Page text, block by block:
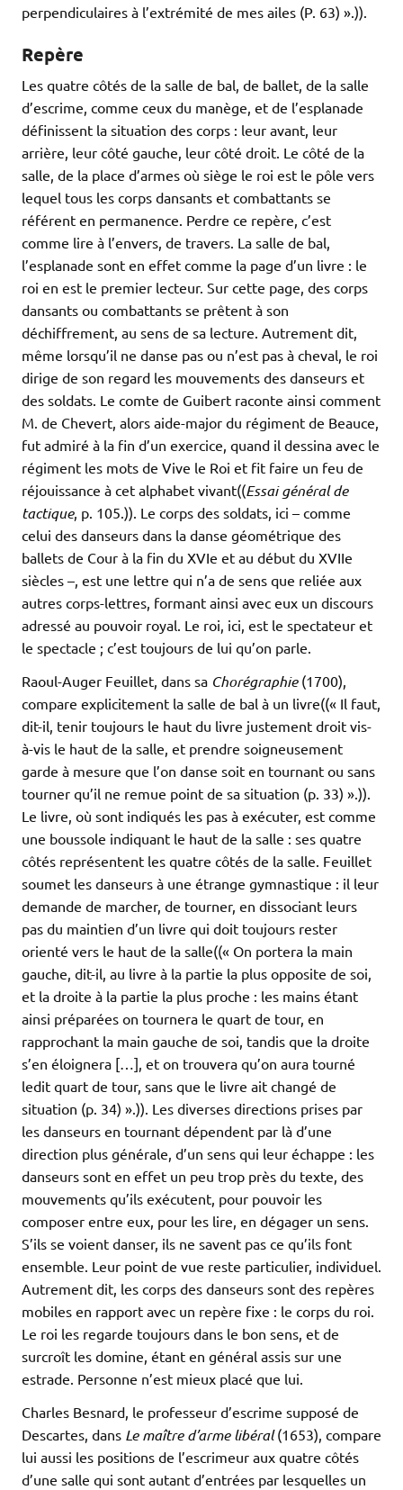
perpendiculaires à l’extrémité de mes ailes (P. 63) ».)).
Repère
Les quatre côtés de la salle de bal, de ballet, de la salle
d’escrime, comme ceux du manège, et de l’esplanade
définissent la situation des corps : leur avant, leur
arrière, leur côté gauche, leur côté droit. Le côté de la
salle, de la place d’armes où siège le roi est le pôle vers
lequel tous les corps dansants et combattants se
référent en permanence. Perdre ce repère, c’est
comme lire à l’envers, de travers. La salle de bal,
l’esplanade sont en effet comme la page d’un livre : le
roi en est le premier lecteur. Sur cette page, des corps
dansants ou combattants se prêtent à son
déchiffrement, au sens de sa lecture. Autrement dit,
même lorsqu’il ne danse pas ou n’est pas à cheval, le roi
dirige de son regard les mouvements des danseurs et
des soldats. Le comte de Guibert raconte ainsi comment
M. de Chevert, alors aide-major du régiment de Beauce,
fut admiré à la fin d’un exercice, quand il dessina avec le
régiment les mots de Vive le Roi et fit faire un feu de
réjouissance à cet alphabet vivant((Essai général de
tactique, p. 105.)). Le corps des soldats, ici – comme
celui des danseurs dans la danse géométrique des
ballets de Cour à la fin du XVIe et au début du XVIIe
siècles –, est une lettre qui n’a de sens que reliée aux
autres corps-lettres, formant ainsi avec eux un discours
adressé au pouvoir royal. Le roi, ici, est le spectateur et
le spectacle ; c’est toujours de lui qu’on parle.
Raoul-Auger Feuillet, dans sa Chorégraphie (1700),
compare explicitement la salle de bal à un livre((« Il faut,
dit-il, tenir toujours le haut du livre justement droit vis-
à-vis le haut de la salle, et prendre soigneusement
garde à mesure que l’on danse soit en tournant ou sans
tourner qu’il ne remue point de sa situation (p. 33) ».)).
Le livre, où sont indiqués les pas à exécuter, est comme
une boussole indiquant le haut de la salle : ses quatre
côtés représentent les quatre côtés de la salle. Feuillet
soumet les danseurs à une étrange gymnastique : il leur
demande de marcher, de tourner, en dissociant leurs
pas du maintien d’un livre qui doit toujours rester
orienté vers le haut de la salle((« On portera la main
gauche, dit-il, au livre à la partie la plus opposite de soi,
et la droite à la partie la plus proche : les mains étant
ainsi préparées on tournera le quart de tour, en
rapprochant la main gauche de soi, tandis que la droite
s’en éloignera […], et on trouvera qu’on aura tourné
ledit quart de tour, sans que le livre ait changé de
situation (p. 34) ».)). Les diverses directions prises par
les danseurs en tournant dépendent par là d’une
direction plus générale, d’un sens qui leur échappe : les
danseurs sont en effet un peu trop près du texte, des
mouvements qu’ils exécutent, pour pouvoir les
composer entre eux, pour les lire, en dégager un sens.
S’ils se voient danser, ils ne savent pas ce qu’ils font
ensemble. Leur point de vue reste particulier, individuel.
Autrement dit, les corps des danseurs sont des repères
mobiles en rapport avec un repère fixe : le corps du roi.
Le roi les regarde toujours dans le bon sens, et de
surcroît les domine, étant en général assis sur une
estrade. Personne n’est mieux placé que lui.
Charles Besnard, le professeur d’escrime supposé de
Descartes, dans Le maître d’arme libéral(1653), compare
lui aussi les positions de l’escrimeur aux quatre côtés
d’une salle qui sont autant d’entrées par lesquelles un